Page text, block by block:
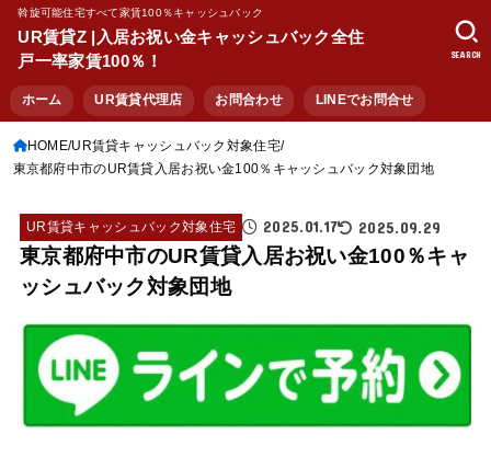
斡旋可能住宅すべて家賃100％キャッシュバック
UR賃貸Z |入居お祝い金キャッシュバック全住
戸一率家賃100％！
ホーム UR賃貸代理店 お問合わせ LINEでお問合せ
SEARCH
HOME UR賃貸キャッシュバック対象住宅
東京都府中市のUR賃貸入居お祝い金100％キャッシュバック対象団地
UR賃貸キャッシュバック対象住宅 2025.01.17 2025.09.29
東京都府中市のUR賃貸入居お祝い金100％キャ
ッシュバック対象団地